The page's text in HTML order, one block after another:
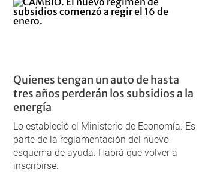
Quienes tengan un auto de hasta
tres años perderán los subsidios a la
energía
Lo estableció el Ministerio de Economía. Es
parte de la reglamentación del nuevo
esquema de ayuda. Habrá que volver a
inscribirse.